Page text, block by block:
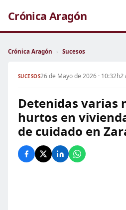
Crónica Aragón
Crónica Aragón › Sucesos
SUCESOS26 de Mayo de 2026 · 10:32h2
Detenidas varias
hurtos en
de cuidado en